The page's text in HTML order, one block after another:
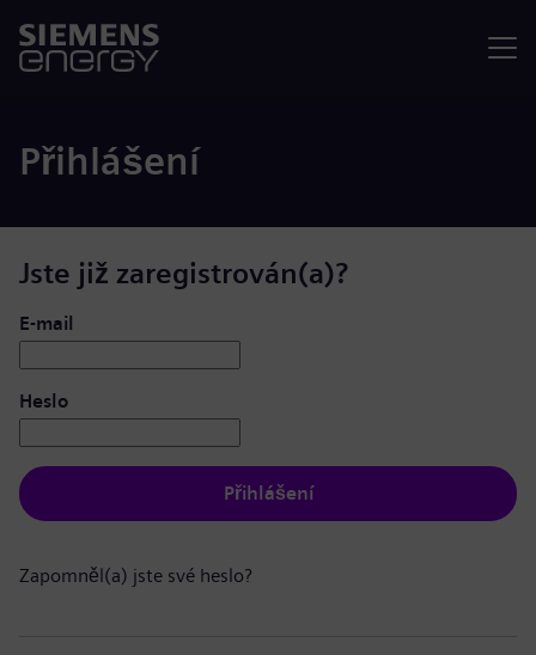
Přihlášení
Jste již zaregistrován(a)?
Přihlášení: uživatel a heslo
E-mail
Heslo
Přihlášení
Zapomněl(a) jste své heslo?